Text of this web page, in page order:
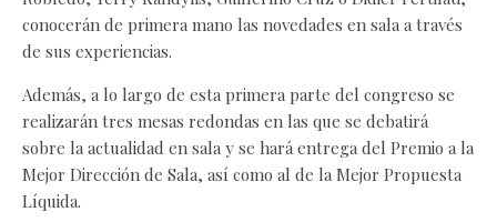
conocerán de primera mano las novedades en sala a través
de sus experiencias.
Además, a lo largo de esta primera parte del congreso se
realizarán tres mesas redondas en las que se debatirá
sobre la actualidad en sala y se hará entrega del Premio a la
Mejor Dirección de Sala, así como al de la Mejor Propuesta
Líquida.